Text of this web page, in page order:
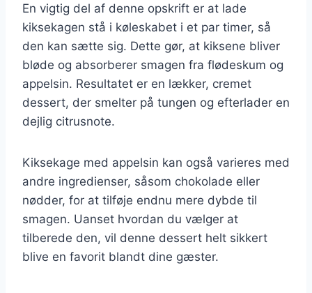
En vigtig del af denne opskrift er at lade
kiksekagen stå i køleskabet i et par timer, så
den kan sætte sig. Dette gør, at kiksene bliver
bløde og absorberer smagen fra flødeskum og
appelsin. Resultatet er en lækker, cremet
dessert, der smelter på tungen og efterlader en
dejlig citrusnote.
Kiksekage med appelsin kan også varieres med
andre ingredienser, såsom chokolade eller
nødder, for at tilføje endnu mere dybde til
smagen. Uanset hvordan du vælger at
tilberede den, vil denne dessert helt sikkert
blive en favorit blandt dine gæster.